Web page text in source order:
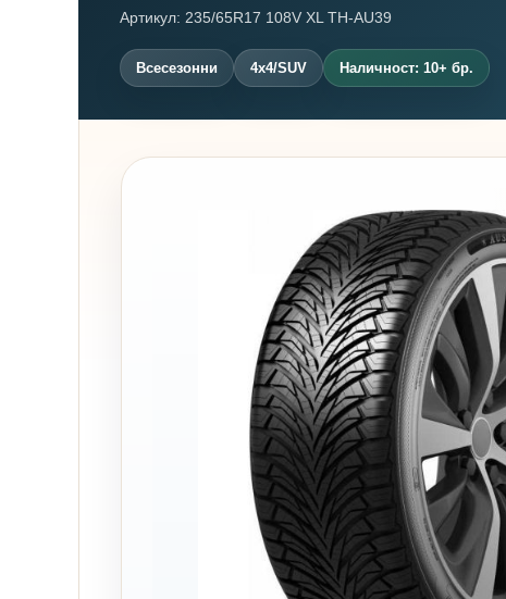
Артикул: 235/65R17 108V XL TH-AU39
Всесезонни 4x4/SUV Наличност: 10+ бр.